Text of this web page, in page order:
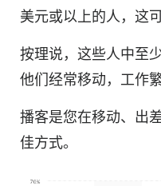
美元或以上的人，这
按理说，这些人中至
他们经常移动，工作
播客是您在移动、出
佳方式。